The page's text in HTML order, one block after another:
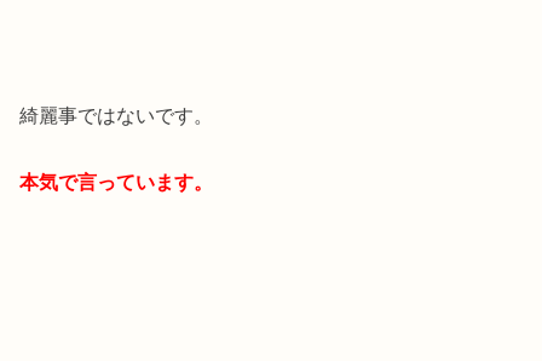
綺麗事ではないです。
本気で言っています。